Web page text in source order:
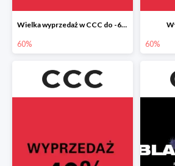
Wielka wyprzedaż w CCC do -60%
60% 60%